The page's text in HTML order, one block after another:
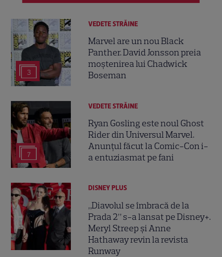
3
VEDETE STRĂINE
Marvel are un nou Black
Panther. David Jonsson preia
moștenirea lui Chadwick
Boseman
7
VEDETE STRĂINE
Ryan Gosling este noul Ghost
Rider din Universul Marvel.
Anunțul făcut la Comic-Con i-
a entuziasmat pe fani
DISNEY PLUS
„Diavolul se îmbracă de la
Prada 2” s-a lansat pe Disney+.
Meryl Streep și Anne
Hathaway revin la revista
Runway